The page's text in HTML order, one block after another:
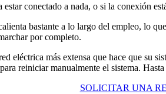
estar conectado a nada, o si la conexión
bastante a lo largo del empleo, lo
por completo.
eléctrica más extensa que hace que su
reiniciar manualmente el sistema.
SOLICITAR UNA